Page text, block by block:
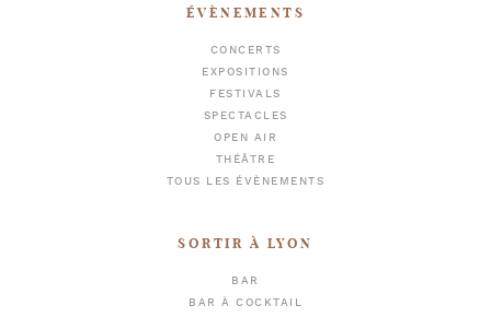
ÉVÈNEMENTS
CONCERTS
EXPOSITIONS
FESTIVALS
SPECTACLES
OPEN AIR
THÉÂTRE
TOUS LES ÉVÈNEMENTS
SORTIR À LYON
BAR
BAR À COCKTAIL